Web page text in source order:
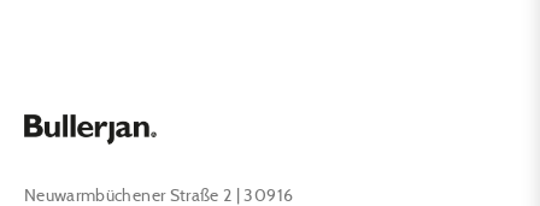
Neuwarmbüchener Straße 2 | 30916